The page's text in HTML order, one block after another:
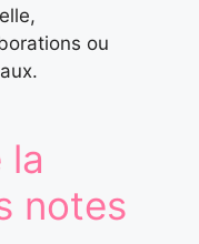
ou
la
notes